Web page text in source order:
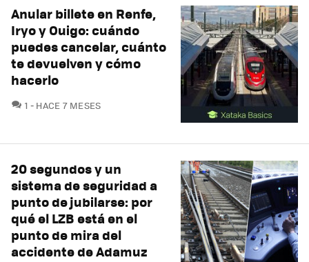
Anular billete en Renfe,
Iryo y Ouigo: cuándo
puedes cancelar, cuánto
te devuelven y cómo
hacerlo
1 COMENTARIOS
HACE 7 MESES
20 segundos y un
sistema de seguridad a
punto de jubilarse: por
qué el LZB está en el
punto de mira del
accidente de Adamuz